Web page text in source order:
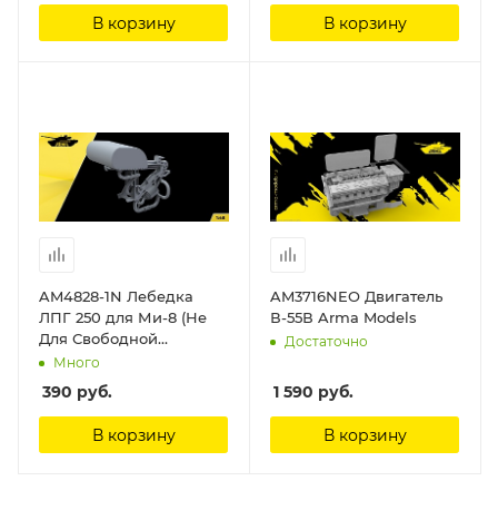
В корзину В корзину
AM4828-1N Лебедка
ЛПГ 250 для Ми-8 (Не
Для Свободной
Много
390 руб.
В корзину
AM3716NEO Двигатель
В-55В Arma Models
Достаточно
1 590 руб.
В корзину